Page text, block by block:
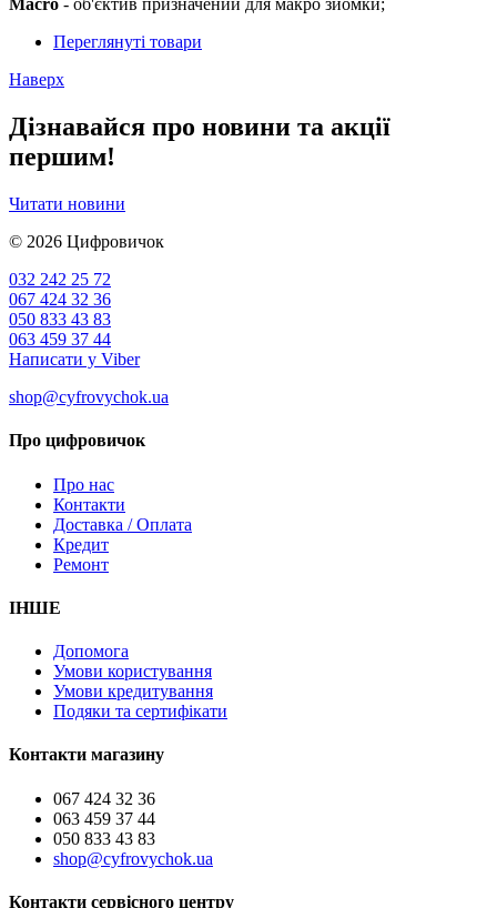
Macro - об'єктив призначений для макро зйомки;
Переглянуті товари
Наверх
Дізнавайся про новини та акції
першим!
Читати новини
© 2026 Цифровичок
032 242 25 72
067 424 32 36
050 833 43 83
063 459 37 44
Написати у Viber
shop@cyfrovychok.ua
Про цифровичок
Про нас
Контакти
Доставка / Оплата
Кредит
Ремонт
ІНШЕ
Допомога
Умови користування
Умови кредитування
Подяки та сертифікати
Контакти магазину
067 424 32 36
063 459 37 44
050 833 43 83
shop@cyfrovychok.ua
Контакти сервісного центру